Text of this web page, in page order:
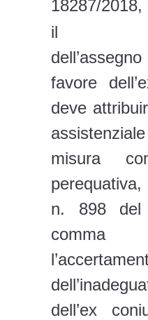
18287/
il
favore
deve
misura
perequativa,
n. 898
comma
dell’ex